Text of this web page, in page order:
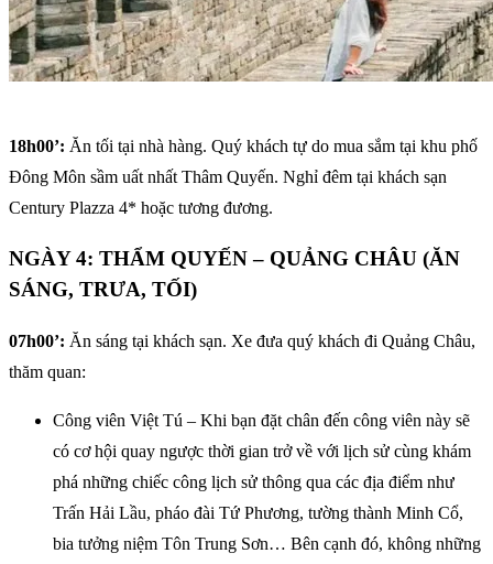
18h00’: Ăn tối tại nhà hàng. Quý khách tự do mua sắm tại khu phố
Đông Môn sầm uất nhất Thâm Quyến. Nghỉ đêm tại khách sạn
Century Plazza 4* hoặc tương đương.
NGÀY 4: THẨM QUYẾN – QUẢNG CHÂU (ĂN
SÁNG, TRƯA, TỐI)
07h00’: Ăn sáng tại khách sạn. Xe đưa quý khách đi Quảng Châu,
thăm quan:
Công viên Việt Tú – Khi bạn đặt chân đến công viên này sẽ
có cơ hội quay ngược thời gian trở về với lịch sử cùng khám
phá những chiếc công lịch sử thông qua các địa điểm như
Trấn Hải Lầu, pháo đài Tứ Phương, tường thành Minh Cổ,
bia tưởng niệm Tôn Trung Sơn… Bên cạnh đó, không những